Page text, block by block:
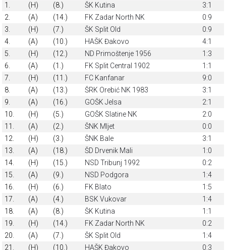
1.
(H) (8.) ŠK Kutina
3:1
2.
(A) (14.) FK Zadar North NK
0:9
3.
(H) (7.) ŠK Split Old
0:9
4.
(A) (10.) HAŠK Đakovo
4:1
5.
(H) (12.) ND Primoštenje 1956
1:3
6.
(A) (1.) FK Split Central 1902
1:1
7.
(H) (11.) FC Kanfanar
9:0
8.
(A) (13.) ŠRK Orebić NK 1983
3:1
9.
(A) (16.) GOŠK Jelsa
2:1
10.
(H) (5.) GOŠK Slatine NK
2:0
11.
(A) (2.) ŠNK Mljet
0:0
12.
(H) (3.) ŠNK Bale
3:1
13.
(A) (18.) ŠD Drvenik Mali
1:0
14.
(H) (15.) NSD Tribunj 1992
0:2
15.
(A) (9.) NSD Podgora
1:4
16.
(H) (6.) FK Blato
1:5
17.
(A) (4.) BSK Vukovar
1:4
18.
(A) (8.) ŠK Kutina
1:1
19.
(H) (14.) FK Zadar North NK
0:2
20.
(A) (7.) ŠK Split Old
1:4
21.
(H) (10.) HAŠK Đakovo
0:3